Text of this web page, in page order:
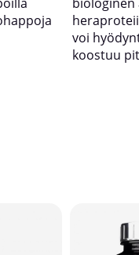
voi
koostuu